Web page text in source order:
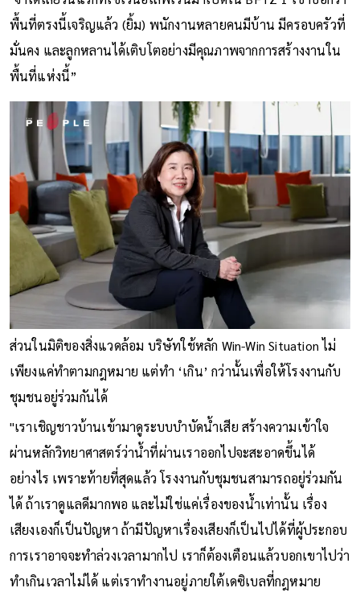
"จำได้เลยวันแรกที่เซเว่นอีเลฟเว่นมาเปิดใน BFTZ 1 เขาบอกว่า
พื้นที่ตรงนี้เจริญแล้ว (ยิ้ม) พนักงานหลายคนมีบ้าน มีครอบครัวที่
มั่นคง และลูกหลานได้เติบโตอย่างมีคุณภาพจากการสร้างงานใน
ส่วนในมิติของสิ่งแวดล้อม บริษัทใช้หลัก Win-Win Situation ไม่
เพียงแค่ทำตามกฎหมาย แต่ทำ ‘เกิน’ กว่านั้นเพื่อให้โรงงานกับ
ชุมชนอยู่ร่วมกันได้
"เราเชิญชาวบ้านเข้ามาดูระบบบำบัดน้ำเสีย สร้างความเข้าใจ
ผ่านหลักวิทยาศาสตร์ว่าน้ำที่ผ่านเราออกไปจะสะอาดขึ้นได้
อย่างไร เพราะท้ายที่สุดแล้ว โรงงานกับชุมชนสามารถอยู่ร่วมกัน
ได้ ถ้าเราดูแลดีมากพอ และไม่ใช่แค่เรื่องของน้ำเท่านั้น เรื่อง
เสียงเองก็เป็นปัญหา ถ้ามีปัญหาเรื่องเสียงก็เป็นไปได้ที่ผู้ประกอบ
การเราอาจจะทำล่วงเวลามากไป เราก็ต้องเตือนแล้วบอกเขาไปว่า